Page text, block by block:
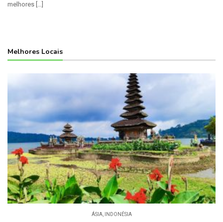
melhores […]
Melhores Locais
ÁSIA, INDONÉSIA